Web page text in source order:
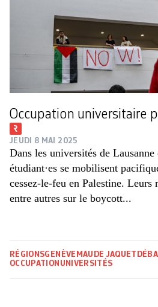
Occupation universitaire
JEUDI 8 MAI 2025
Dans les universités de Lausanne
étudiant·es se mobilisent
cessez-le-feu en Palestine. Leurs
entre autres sur le boycott...
RÉGIONSGENÈVE MAUDE JAQUET
OCCUPATION UNIVERSITÉS